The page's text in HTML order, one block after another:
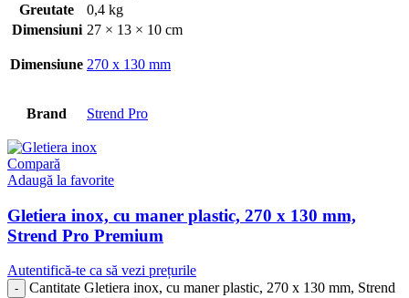
Greutate
0,4 kg
Dimensiuni 27 × 13 × 10 cm
Dimensiune 270 x 130 mm
Brand Strend Pro
Compară
Adaugă la favorite
Gletiera inox, cu maner plastic, 270 x 130 mm,
Strend Pro Premium
Autentifică-te ca să vezi prețurile
Cantitate Gletiera inox, cu maner plastic, 270 x 130 mm, Strend